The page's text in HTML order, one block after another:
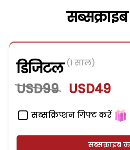
डिजिटल (1 साल)
USD99 USD49
सब्सक्रिप्शन गिफ्ट करें
सब्सक्राइब